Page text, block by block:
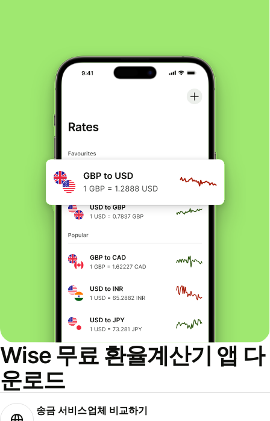
Wise 무료 환율계산기 앱 다
운로드
송금 서비스업체 비교하기